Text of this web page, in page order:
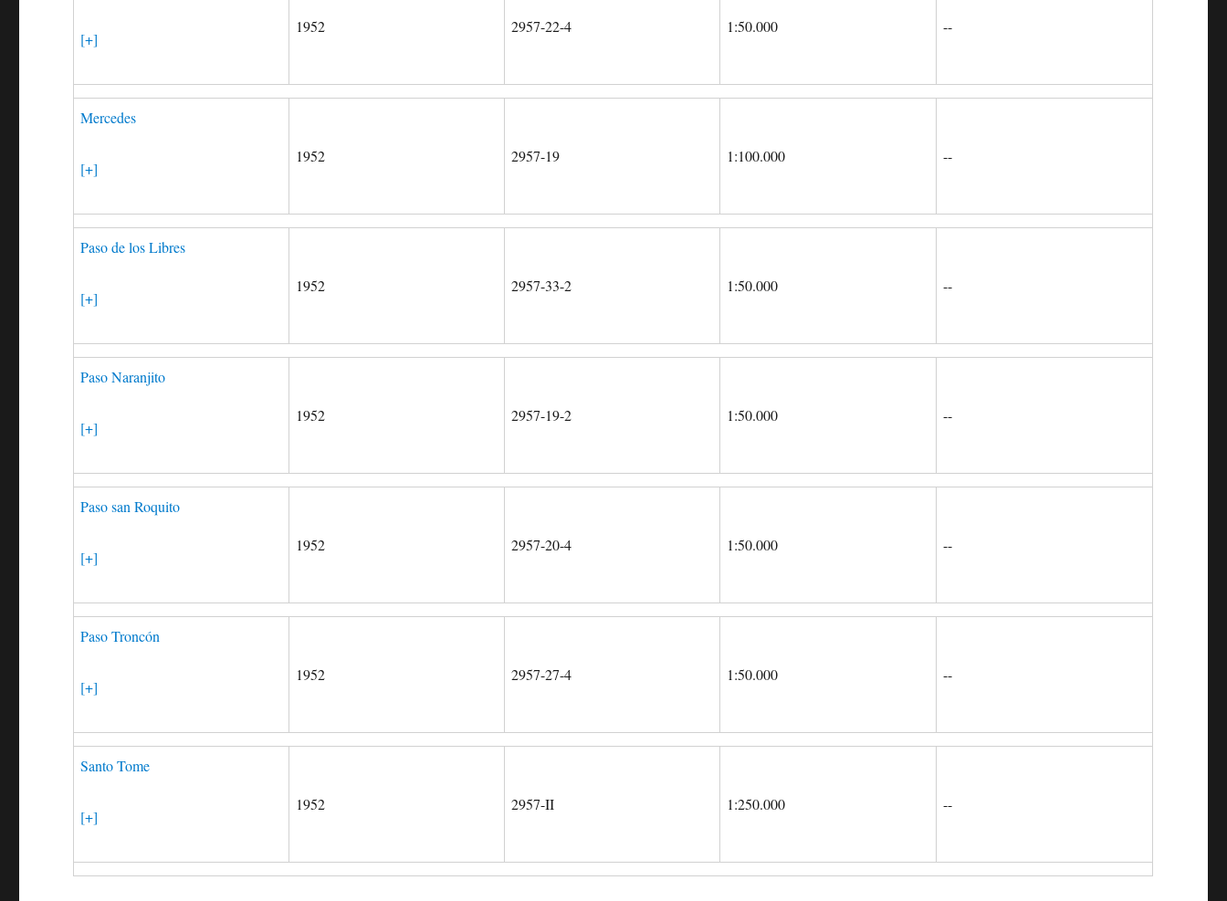
[+]
1952 2957-22-4 1:50.000 --
Mercedes
[+]
1952 2957-19 1:100.000 --
Paso de los Libres
[+]
1952 2957-33-2 1:50.000 --
Paso Naranjito
[+]
1952 2957-19-2 1:50.000 --
Paso san Roquito
[+]
1952 2957-20-4 1:50.000 --
Paso Troncón
[+]
1952 2957-27-4 1:50.000 --
Santo Tome
[+]
1952 2957-II 1:250.000 --